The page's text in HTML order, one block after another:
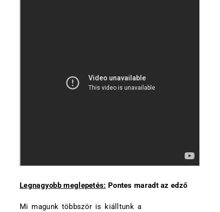
Legnagyobb meglepetés: Pontes maradt az edző
Mi magunk többször is kiálltunk a